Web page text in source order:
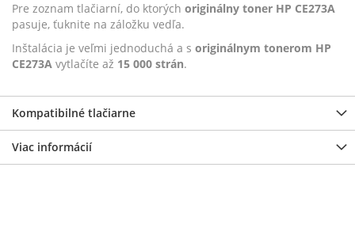
Pre zoznam tlačiarní, do ktorých originálny toner HP CE273A
pasuje, ťuknite na záložku vedľa.
Inštalácia je veľmi jednoduchá a s originálnym tonerom HP
CE273A vytlačíte až 15 000 strán.
Kompatibilné tlačiarne
Viac informácií